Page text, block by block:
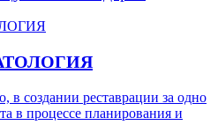
в создании реставрации за одно
в процессе планирования и